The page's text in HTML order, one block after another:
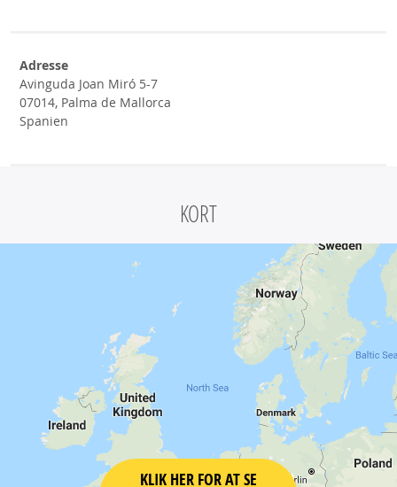
Adresse
Avinguda Joan Miró 5-7
07014, Palma de Mallorca
Spanien
KORT
KLIK HER FOR AT SE